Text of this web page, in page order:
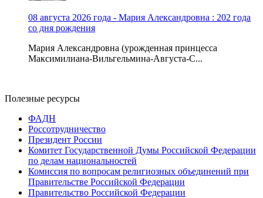
08 августа 2026 года - Мария Александровна : 202 года
со дня рождения
Мария Александровна (урожденная принцесса
Максимилиана-Вильгельмина-Августа-С...
Полезные ресурсы
ФАДН
Россотрудничество
Президент России
Комитет Государственной Думы Российской Федерации
по делам национальностей
Комиссия по вопросам религиозных объединений при
Правительстве Российской Федерации
Правительство Российской Федерации